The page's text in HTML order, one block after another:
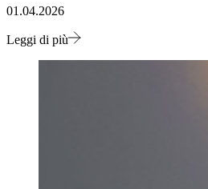
01.04.2026
Leggi di più